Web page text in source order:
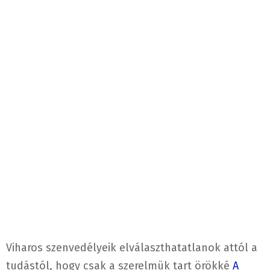
Viharos szenvedélyeik elválaszthatatlanok attól a
tudástól, hogy csak a szerelmük tart örökké A